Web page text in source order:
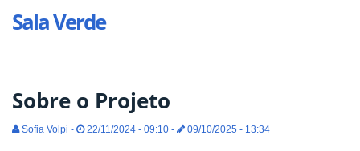
Sala Verde
Sobre o Projeto
Sofia Volpi - 22/11/2024 - 09:10 - 09/10/2025 - 13:34